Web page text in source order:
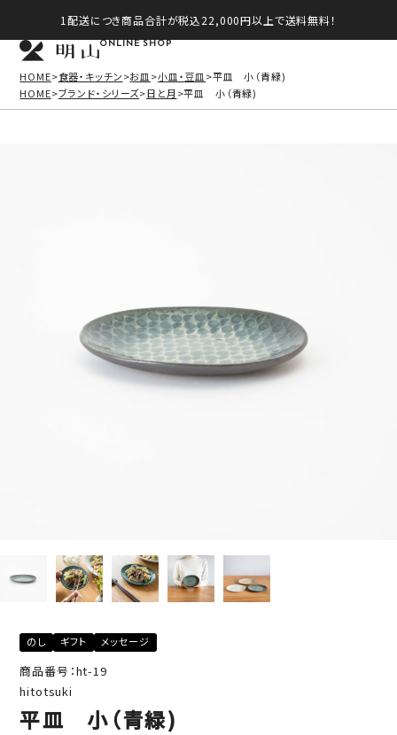
1配送につき商品合計が税込22,000円以上で送料無料！
ONLINE SHOP
HOME 食器・キッチン お皿 小皿・豆皿
平皿 小（青緑)
HOME ブランド・シリーズ 日と月 平皿 小（青緑)
のし ギフト メッセージ
商品番号：ht-19
hitotsuki
平皿 小（青緑)